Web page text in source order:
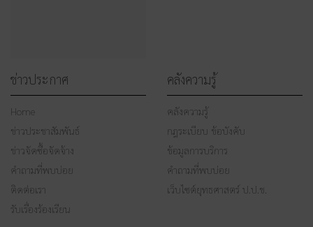
ข่าวประกาศ
Home
ข่าวประชาสัมพันธ์
ข่าวจัดซื้อจัดจ้าง
คำถามที่พบบ่อย
ติดต่อเรา
รับเรื่องร้องเรียน
คลังความรู้
คลังความรู้
กฎระเบียบ ข้อบังคับ
ข้อมูลการบริการ
คำถามที่พบบ่อย
เว็บไซต์ยุทธศาสตร์ ป.ป.ช.